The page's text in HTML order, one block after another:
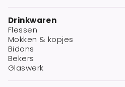
Drinkwaren
Flessen
Mokken & kopjes
Bidons
Bekers
Glaswerk